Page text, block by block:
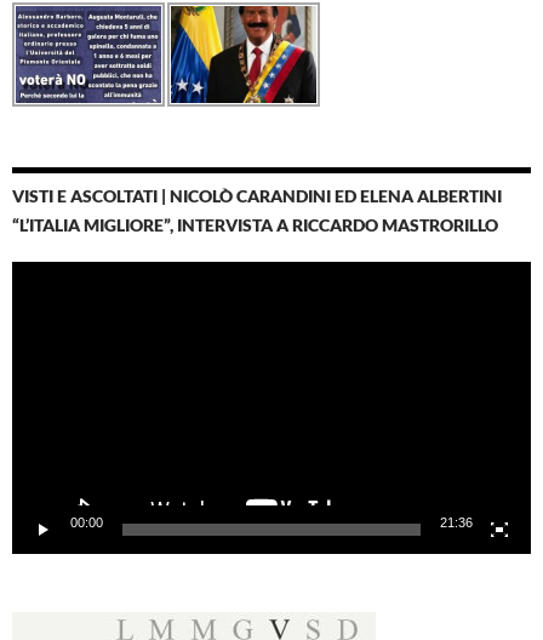
VISTI E ASCOLTATI | NICOLÒ CARANDINI ED ELENA ALBERTINI
“L’ITALIA MIGLIORE”, INTERVISTA A RICCARDO MASTRORILLO
00:00 21:36